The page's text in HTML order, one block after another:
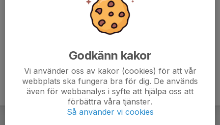
Anmälan är öppen för lagets medlemmar.
Godkänn kakor
Vi använder oss av kakor (cookies) för att vår
webbplats ska fungera bra för dig. De används
även för webbanalys i syfte att hjälpa oss att
förbättra våra tjänster.
Så använder vi cookies